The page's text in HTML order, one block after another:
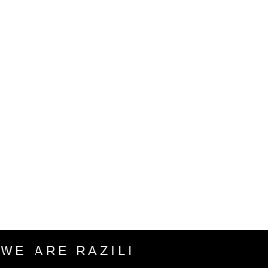
WE ARE RAZILI